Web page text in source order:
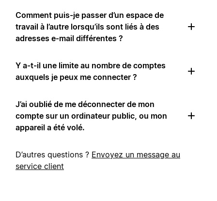
Comment puis-je passer d’un espace de
travail à l’autre lorsqu’ils sont liés à des
adresses e‑mail différentes ?
Y a-t-il une limite au nombre de comptes
auxquels je peux me connecter ?
J’ai oublié de me déconnecter de mon
compte sur un ordinateur public, ou mon
appareil a été volé.
D’autres questions ? Envoyez un message au
service client